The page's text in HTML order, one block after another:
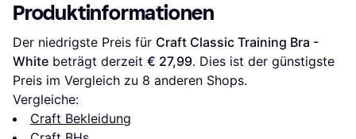
Produktinformationen
Der niedrigste Preis für Craft Classic Training Bra -
White beträgt derzeit € 27,99. Dies ist der günstigste
Preis im Vergleich zu 8 anderen Shops.
Vergleiche:
Craft Bekleidung